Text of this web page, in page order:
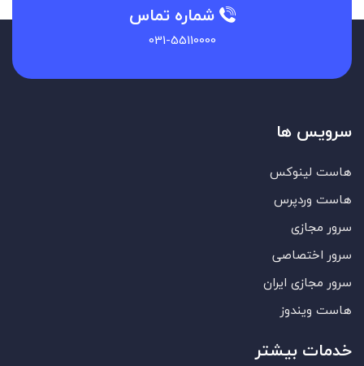
شماره تماس
031-55110000
سرویس ها
هاست لینوکس
هاست وردپرس
سرور مجازی
سرور اختصاصی
سرور مجازی ایران
هاست ویندوز
خدمات بیشتر